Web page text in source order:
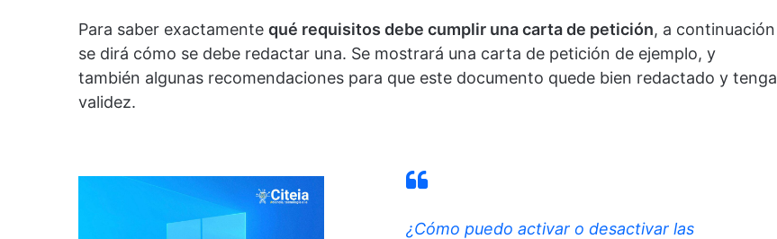
Para saber exactamente qué requisitos debe cumplir una carta de petición, a continuación
se dirá cómo se debe redactar una. Se mostrará una carta de petición de ejemplo, y
también algunas recomendaciones para que este documento quede bien redactado y tenga
validez.
¿Cómo puedo activar o desactivar las